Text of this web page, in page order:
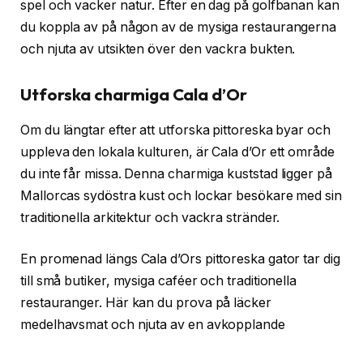
spel och vacker natur. Efter en dag på golfbanan kan
du koppla av på någon av de mysiga restaurangerna
och njuta av utsikten över den vackra bukten.
Utforska charmiga Cala d’Or
Om du längtar efter att utforska pittoreska byar och
uppleva den lokala kulturen, är Cala d’Or ett område
du inte får missa. Denna charmiga kuststad ligger på
Mallorcas sydöstra kust och lockar besökare med sin
traditionella arkitektur och vackra stränder.
En promenad längs Cala d’Ors pittoreska gator tar dig
till små butiker, mysiga caféer och traditionella
restauranger. Här kan du prova på läcker
medelhavsmat och njuta av en avkopplande